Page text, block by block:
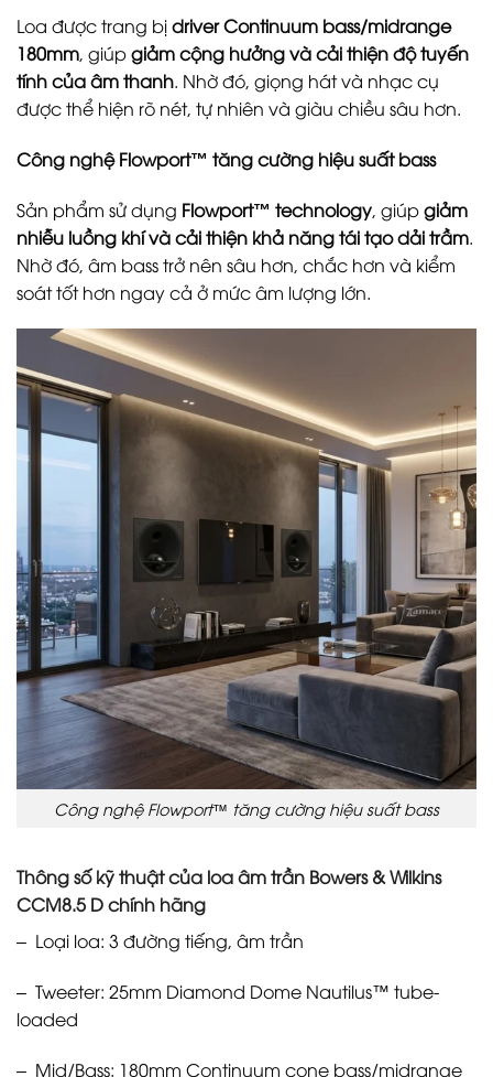
Loa được trang bịdriver Continuum bass/midrange
180mm, giúpgiảm cộng hưởng và cải thiện độ tuyến
tính của âm thanh. Nhờ đó, giọng hát và nhạc cụ
được thể hiện rõ nét, tự nhiên và giàu chiều sâu hơn.
Công nghệ Flowport™ tăng cường hiệu suất bass
Sản phẩm sử dụng Flowport™ technology, giúpgiảm
nhiễu luồng khí và cải thiện khả năng tái tạo dải trầm.
Nhờ đó, âm bass trở nên sâu hơn, chắc hơn và kiểm
soát tốt hơn ngay cả ở mức âm lượng lớn.
Công nghệ Flowport™ tăng cường hiệu suất bass
Thông số kỹ thuật của loa âm trần Bowers & Wilkins
CCM8.5 D chính hãng
– Loại loa: 3 đường tiếng, âm trần
– Tweeter: 25mm Diamond Dome Nautilus™ tube-
loaded
– Mid/Bass: 180mm Continuum cone bass/midrange